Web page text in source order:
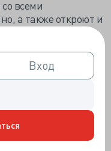
Вход
Вход
всеми
а также откроют и
стран СНГ, в общей
учреждениях
стран. По планам
6%, а к 2018 году —
сдававших ЕГЭ,
Порядок